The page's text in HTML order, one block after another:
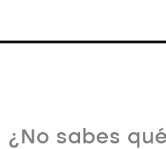
¿No sabes